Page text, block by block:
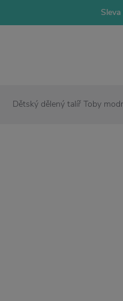
Dětský dělený talíř Toby